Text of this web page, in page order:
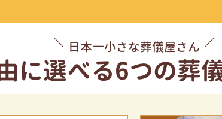
日本一小さな葬儀屋さん
に選べる6つの葬